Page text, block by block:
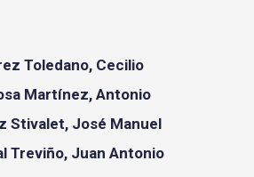
Toledano, Cecilio
Martínez, Antonio
Stivalet, José Manuel
Treviño, Juan Antonio